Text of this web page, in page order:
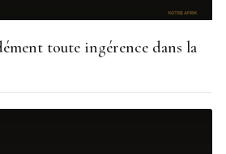
toute ingérence dans la